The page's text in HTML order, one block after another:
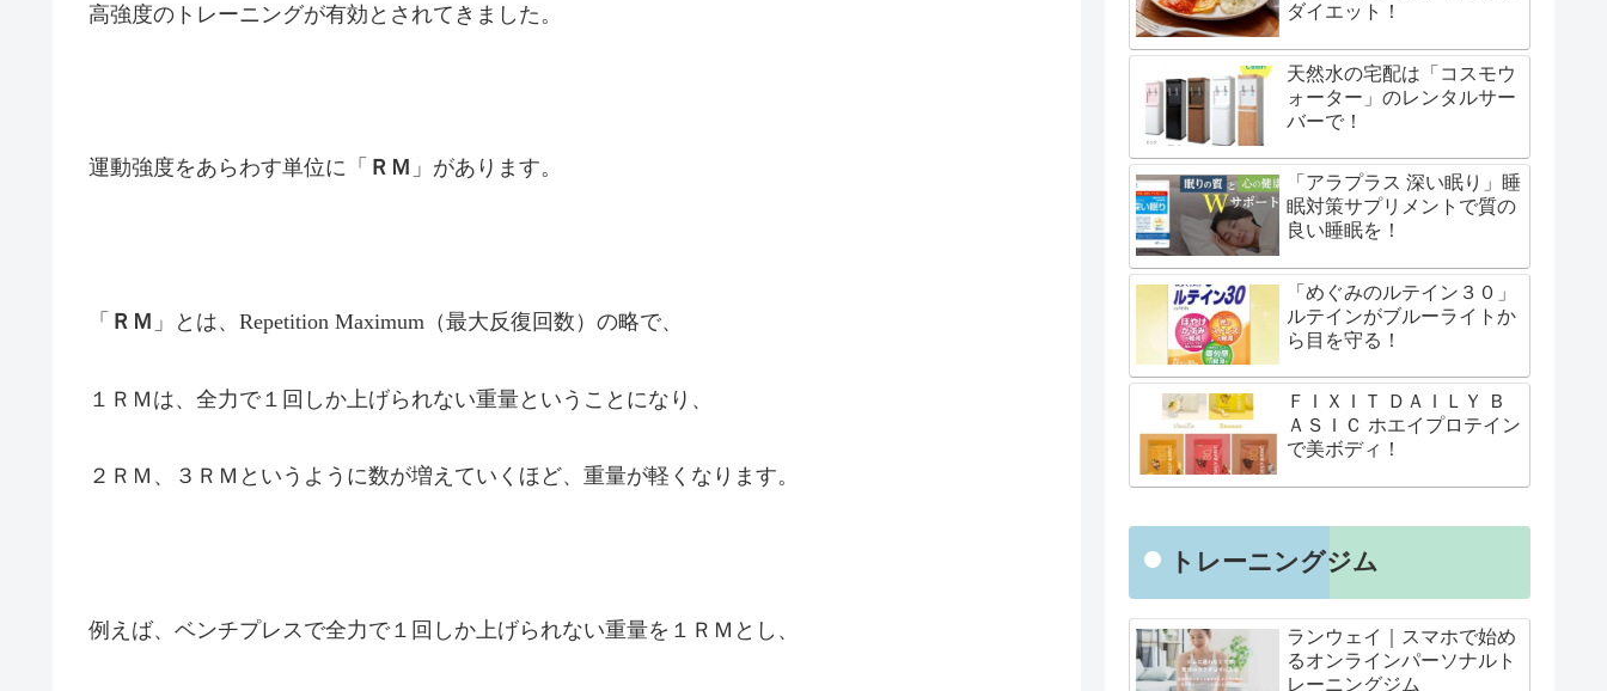
高強度のトレーニングが有効とされてきました。
運動強度をあらわす単位に「 ＲＭ 」があります。
「 ＲＭ 」とは、Repetition Maximum（最大反復回数）の略で、
１ＲＭは、全力で１回しか上げられない重量ということになり、
２ＲＭ、３ＲＭというように数が増えていくほど、重量が軽くなります。
例えば、ベンチプレスで全力で１回しか上げられない重量を１ＲＭとし、
ダイエット！
天然水の宅配は「コスモウ
ォーター」のレンタルサー
バーで！
「アラプラス 深い眠り」睡
眠対策サプリメントで質の
良い睡眠を！
「めぐみのルテイン３０」
ルテインがブルーライトか
ら目を守る！
ＦＩＸＩＴ ＤＡＩＬＹ Ｂ
ＡＳＩＣ ホエイプロテイン
で美ボディ！
トレーニングジム
ランウェイ｜スマホで始め
るオンラインパーソナルト
レーニングジム